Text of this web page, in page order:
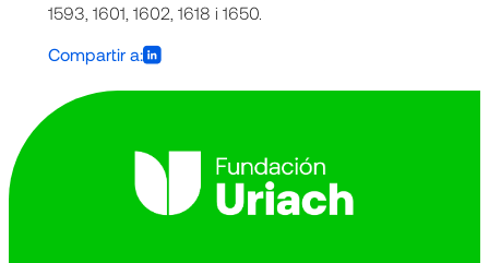
1593, 1601, 1602, 1618 i 1650.
Compartir a: